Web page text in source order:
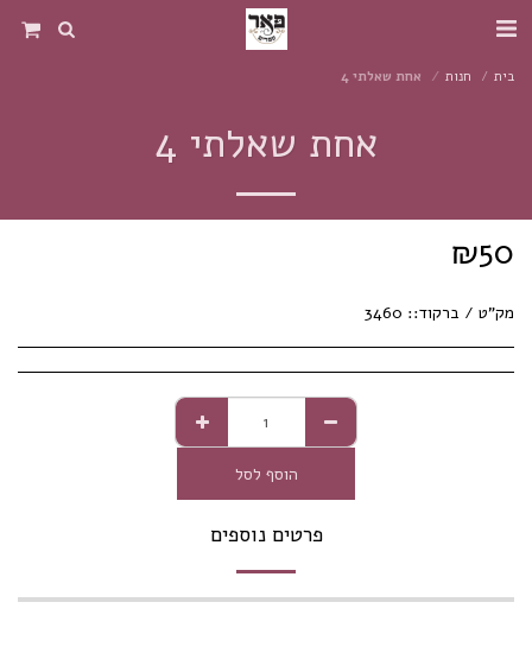
בית חנות אחת שאלתי 4
אחת שאלתי 4
₪50
מק"ט / ברקוד:: 3460
הוסף לסל
פרטים נוספים